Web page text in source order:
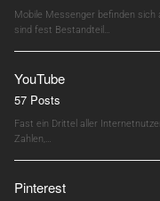
Mobile Messenger befinden sich
sind fest Bestandteil…
YouTube
57 Posts
Fast ein Drittel aller
Zahlen,…
Pinterest